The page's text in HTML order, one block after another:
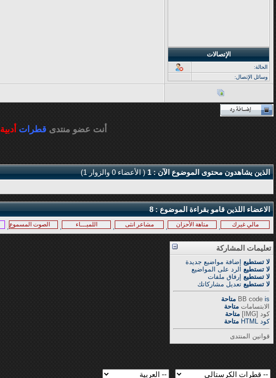
الإتصالات
الحالة:
وسائل الإتصال:
أنت عضو منتدى قطرات أدبية
الذين يشاهدون محتوى الموضوع الآن : 1 ( الأعضاء 0 والزوار 1)
الاعضاء اللذين قامو بقراءة الموضوع : 8
مالي غيرك متاهة الأحزان مشاعر انثى اللميـــاء الصوت المسموع
تعليمات المشاركة
لا تستطيع إضافة مواضيع جديدة
لا تستطيع الرد على المواضيع
لا تستطيع إرفاق ملفات
لا تستطيع تعديل مشاركاتك
BB code is
متاحة
الابتسامات متاحة
كود [IMG]
متاحة
كود HTML
متاحة
قوانين المنتدى